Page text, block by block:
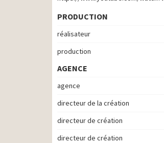
PRODUCTION
réalisateur
production
AGENCE
agence
directeur de la création
directeur de création
directeur de création